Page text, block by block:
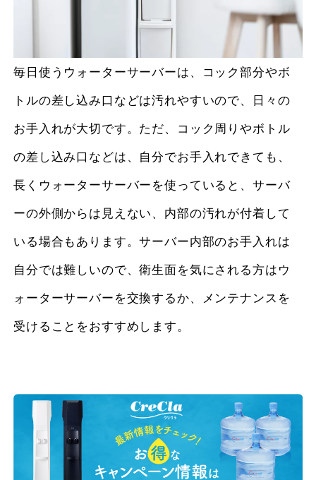
毎日使うウォーターサーバーは、コック部分やボ
トルの差し込み口などは汚れやすいので、日々の
お手入れが大切です。ただ、コック周りやボトル
の差し込み口などは、自分でお手入れできても、
長くウォーターサーバーを使っていると、サーバ
ーの外側からは見えない、内部の汚れが付着して
いる場合もあります。サーバー内部のお手入れは
自分では難しいので、衛生面を気にされる方はウ
ォーターサーバーを交換するか、メンテナンスを
受けることをおすすめします。